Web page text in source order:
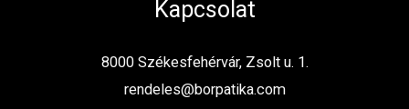
Kapcsolat
8000 Székesfehérvár, Zsolt u. 1.
rendeles@borpatika.com